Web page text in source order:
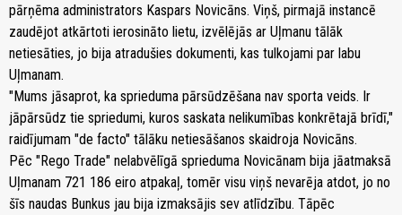
pārņēma administrators Kaspars Novicāns. Viņš, pirmajā instancē
zaudējot atkārtoti ierosināto lietu, izvēlējās ar Uļmanu tālāk
netiesāties, jo bija atradušies dokumenti, kas tulkojami par labu
Uļmanam.
"Mums jāsaprot, ka sprieduma pārsūdzēšana nav sporta veids. Ir
jāpārsūdz tie spriedumi, kuros saskata nelikumības konkrētajā brīdī,"
raidījumam "de facto" tālāku netiesāšanos skaidroja Novicāns.
Pēc "Rego Trade" nelabvēlīgā sprieduma Novicānam bija jāatmaksā
Uļmanam 721 186 eiro atpakaļ, tomēr visu viņš nevarēja atdot, jo no
šīs naudas Bunkus jau bija izmaksājis sev atlīdzību. Tāpēc